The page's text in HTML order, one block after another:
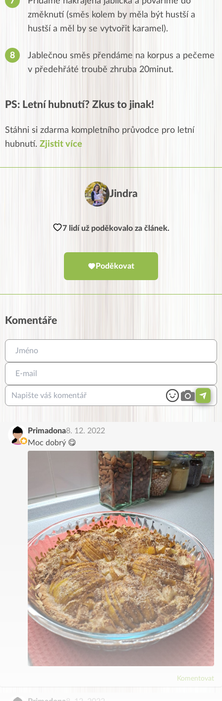
změknutí (směs kolem by měla být hustší a
hustší a měl by se vytvořit karamel).
Jablečnou směs přendáme na korpus a pečeme
v předehřáté troubě zhruba 20minut.
PS: Letní hubnutí? Zkus to jinak!
Stáhni si zdarma kompletního průvodce pro letní
hubnutí. Zjistit více
Jindra
7 lidí už poděkovalo za článek.
Poděkovat
Komentáře
Primadona8. 12. 2022
Moc dobrý 😋
Komentovat